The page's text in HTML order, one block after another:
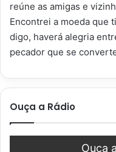
reúne as amigas e
Encontrei a moeda que
digo, haverá alegria
pecador que se
Ouça a Rádio
Ouça